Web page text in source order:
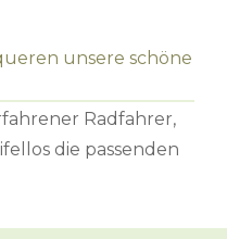
unsere schöne
Radfahrer,
die passenden